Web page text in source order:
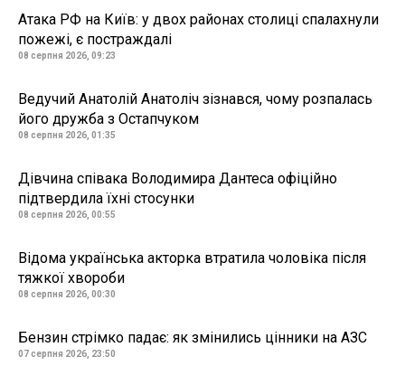
Атака РФ на Київ: у двох районах столиці спалахнули
пожежі, є постраждалі
08 серпня 2026, 09:23
Ведучий Анатолій Анатоліч зізнався, чому розпалась
його дружба з Остапчуком
08 серпня 2026, 01:35
Дівчина співака Володимира Дантеса офіційно
підтвердила їхні стосунки
08 серпня 2026, 00:55
Відома українська акторка втратила чоловіка після
тяжкої хвороби
08 серпня 2026, 00:30
Бензин стрімко падає: як змінились цінники на АЗС
07 серпня 2026, 23:50